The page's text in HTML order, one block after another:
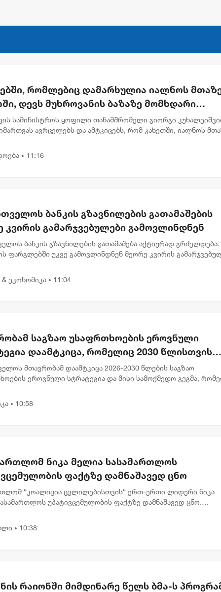
რომლებიც დამარხულია იალნოს
დევს მუხროვანის ბაზაზე მომხდარი
ვიდეოჩანაწერები, რომელიც
ახდის"
სამინისტროს ყოფილი თანამშრომელი გიორგი
ავრცელებს და ამტკიცებს, რომ კახეთში, იალნოს
• 11:16
ბანკის გზავნილების გათამაშების
კვირის გამარჯვებულები გამოვლინდნენ
ბანკის გზავნილების გათამაშება აქტიურად გრძელდება.
ფარგლებში უკვე გამოვლინდნენ მეორე კვირის
& ეკონომიკა • 11:04
საგზაო უსაფრთხოების ეროვნული
დაამტკიცა, რომელიც 2030 წლისთვის
და დაღუპულთა რაოდენობის 25%-
ითვალისწინებს
მთავრობამ დაამტკიცა 2026-2030 წლების საგზაო
ეროვნული სტრატეგია და მისი სამოქმედო გეგმა,
რაოდენობის 2...
• 10:58
ნიკა მელია სასამართლოს
ფაქტზე დამნაშავედ ცნო
“კოალიცია ცვლილებისთვის“ ერთ-ერთი ლიდერი ნიკა
უპატივცემულობის ფაქტზე დამნაშავედ ცნო.
• 10:38
რაიონში მიმდინარე წელს ბმა-ს